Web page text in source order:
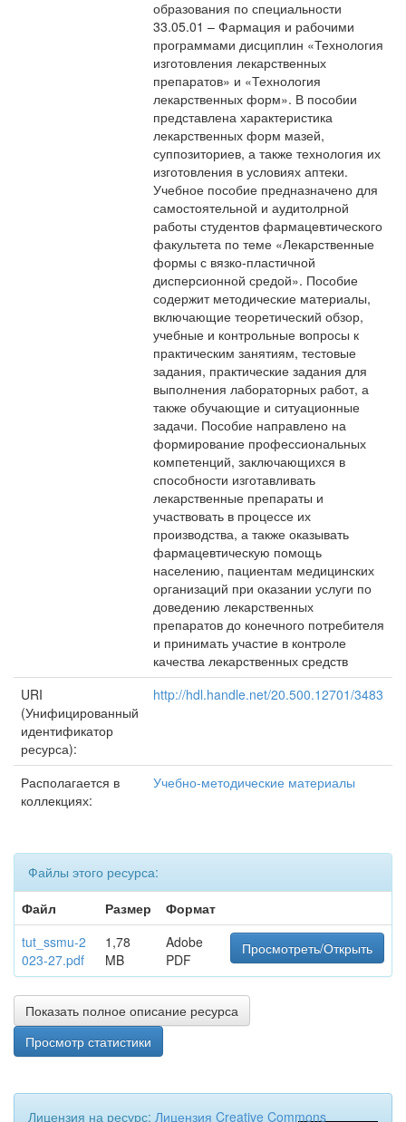
образования по специальности
33.05.01 – Фармация и рабочими
программами дисциплин «Технология
изготовления лекарственных
препаратов» и «Технология
лекарственных форм». В пособии
представлена характеристика
лекарственных форм мазей,
суппозиториев, а также технология их
изготовления в условиях аптеки.
Учебное пособие предназначено для
самостоятельной и аудитолрной
работы студентов фармацевтического
факультета по теме «Лекарственные
формы с вязко-пластичной
дисперсионной средой». Пособие
содержит методические материалы,
включающие теоретический обзор,
учебные и контрольные вопросы к
практическим занятиям, тестовые
задания, практические задания для
выполнения лабораторных работ, а
также обучающие и ситуационные
задачи. Пособие направлено на
формирование профессиональных
компетенций, заключающихся в
способности изготавливать
лекарственные препараты и
участвовать в процессе их
производства, а также оказывать
фармацевтическую помощь
населению, пациентам медицинских
организаций при оказании услуги по
доведению лекарственных
препаратов до конечного потребителя
и принимать участие в контроле
качества лекарственных средств
URI
(Унифицированный
идентификатор
ресурса):
http://hdl.handle.net/20.500.12701/3483
Располагается в
коллекциях:
Учебно-методические материалы
Файлы этого ресурса:
Файл
Размер
Формат
tut_ssmu-2
023-27.pdf
1,78
MB
Adobe
PDF
Просмотреть/Открыть
Показать полное описание ресурса
Просмотр статистики
Лицензия на ресурс: Лицензия Creative Commons